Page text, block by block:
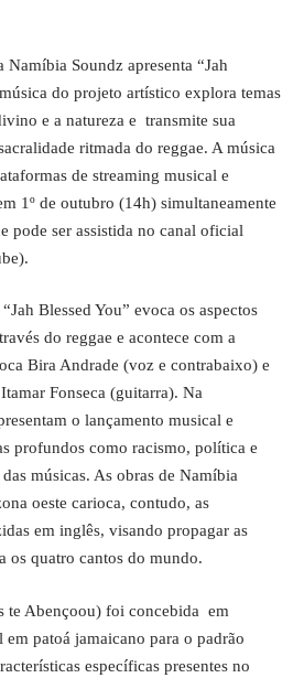
Namíbia Soundz apresenta “Jah
do projeto artístico explora temas
e a natureza e transmite sua
ritmada do reggae. A música
de streaming musical e
1º de outubro (14h) simultaneamente
pode ser assistida no canal oficial
.
Blessed You” evoca os aspectos
do reggae e acontece com a
Bira Andrade (voz e contrabaixo) e
Fonseca (guitarra). Na
o lançamento musical e
profundos como racismo, política e
músicas. As obras de Namíbia
oeste carioca, contudo, as
em inglês, visando propagar as
os quatro cantos do mundo.
te Abençoou) foi concebida em
patoá jamaicano para o padrão
específicas presentes no